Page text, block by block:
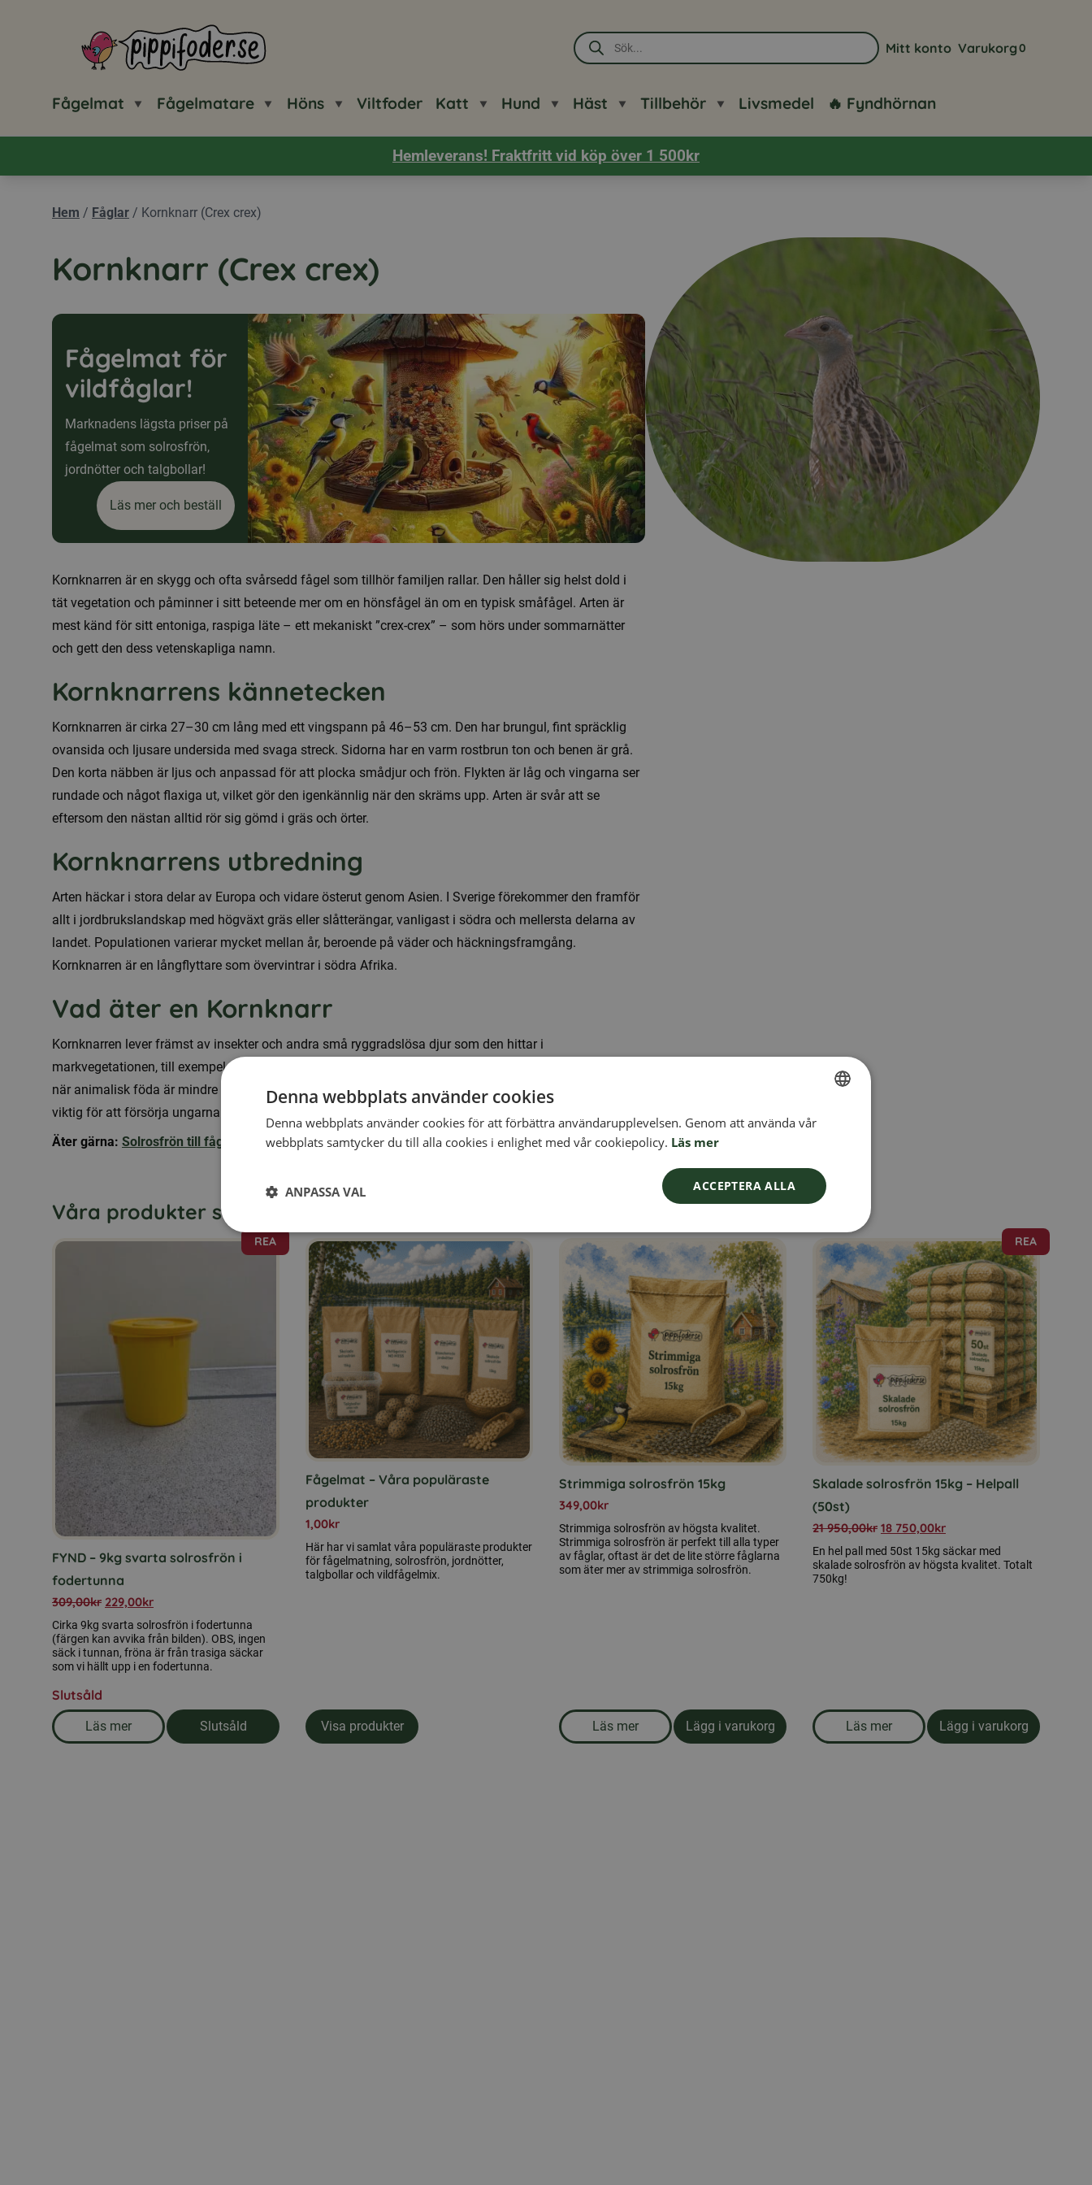
Pippifoder logotyp
Produktsökning
Gå till sidan för mitt konto
Mitt konto
Visa din
Varukorg0
Fågelmat Fågelmatare Höns Viltfoder Katt Hund Häst Tillbehör Livsmedel 🔥 Fyndhörnan
Hemleverans! Fraktfritt vid köp över 1 500kr
Hem / Fåglar / Kornknarr (Crex crex)
Kornknarr (Crex crex)
Fågelmat för
vildfåglar!
Marknadens lägsta priser på
fågelmat som solrosfrön,
jordnötter och talgbollar!
Läs mer och beställ
Kornknarren är en skygg och ofta svår­sedd fågel som tillhör familjen rallar. Den håller sig helst dold i
tät vegetation och påminner i sitt beteende mer om en hönsfågel än om en typisk småfågel. Arten är
mest känd för sitt entoniga, raspiga läte – ett mekaniskt ”crex-crex” – som hörs under sommarnätter
och gett den dess vetenskapliga namn.
Kornknarrens kännetecken
Kornknarren är cirka 27–30 cm lång med ett vingspann på 46–53 cm. Den har brungul, fint spräcklig
ovansida och ljusare undersida med svaga streck. Sidorna har en varm rostbrun ton och benen är grå.
Den korta näbben är ljus och anpassad för att plocka smådjur och frön. Flykten är låg och vingarna ser
rundade och något flaxiga ut, vilket gör den igenkännlig när den skräms upp. Arten är svår att se
eftersom den nästan alltid rör sig gömd i gräs och örter.
Kornknarrens utbredning
Arten häckar i stora delar av Europa och vidare österut genom Asien. I Sverige förekommer den framför
allt i jordbrukslandskap med högväxt gräs eller slåtterängar, vanligast i södra och mellersta delarna av
landet. Populationen varierar mycket mellan år, beroende på väder och häckningsframgång.
Kornknarren är en långflyttare som övervintrar i södra Afrika.
Vad äter en Kornknarr
Kornknarren lever främst av insekter och andra små ryggradslösa djur som den hittar i
markvegetationen, till exempel skalbaggar, larver och spindlar. Den äter även frön och växtdelar, särskilt
när animalisk föda är mindre tillgänglig. Under häckningssäsongen är proteinrik insektsföda särskilt
viktig för att försörja ungarna.
Äter gärna: Solrosfrön till fåglar
Våra produkter som en Kornknarr (Crex crex) äter:
REA
FYND – 9kg svarta solrosfrön i
fodertunna
309,00kr 229,00kr
Cirka 9kg svarta solrosfrön i fodertunna
(färgen kan avvika från bilden). OBS, ingen
säck i tunnan, fröna är från trasiga säckar
som vi hällt upp i en fodertunna.
Slutsåld
Läs mer
om produkten FYND - 9kg svarta solrosfrön i fodertunna
Slutsåld
Fågelmat – Våra populäraste
produkter
1,00kr
Här har vi samlat våra populäraste produkter
för fågelmatning, solrosfrön, jordnötter,
talgbollar och vildfågelmix.
Visa produkter
Strimmiga solrosfrön 15kg
349,00kr
Strimmiga solrosfrön av högsta kvalitet.
Strimmiga solrosfrön är perfekt till alla typer
av fåglar, oftast är det de lite större fåglarna
som äter mer av strimmiga solrosfrön.
Läs mer
om produkten Strimmiga solrosfrön 15kg
Lägg i varukorg
REA
Skalade solrosfrön 15kg – Helpall
(50st)
21 950,00kr 18 750,00kr
En hel pall med 50st 15kg säckar med
skalade solrosfrön av högsta kvalitet. Totalt
750kg!
Läs mer
om produkten Skalade solrosfrön
Lägg i varukorg
SWEDISH
NORWEGIAN
Denna webbplats använder cookies
Denna webbplats använder cookies för att förbättra användarupplevelsen. Genom att använda vår
webbplats samtycker du till alla cookies i enlighet med vår cookiepolicy. Läs mer
ACCEPTERA ALLA
ANPASSA VAL